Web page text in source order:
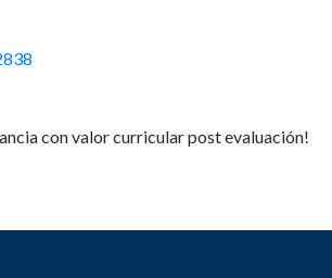
con valor curricular post evaluación!